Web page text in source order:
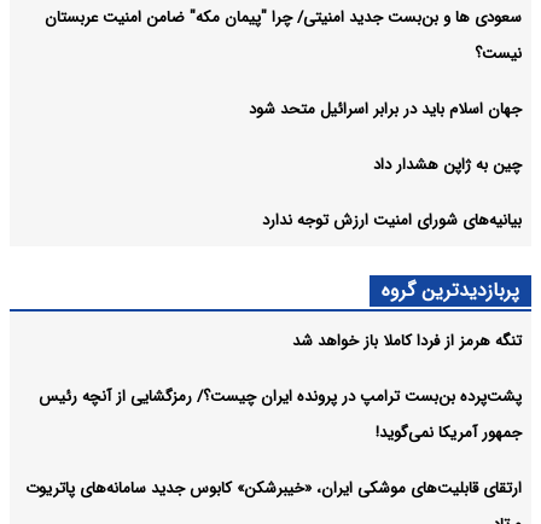
سعودی ها و بن‌بست جدید امنیتی/ چرا "پیمان مکه" ضامن امنیت عربستان
نیست؟
جهان اسلام باید در برابر اسرائیل متحد شود
چین به ژاپن هشدار داد
بیانیه‌های شورای امنیت ارزش توجه ندارد
پربازدیدترین گروه
تنگه هرمز از فردا کاملا باز خواهد شد
پشت‌پرده بن‌بست ترامپ در پرونده ایران چیست؟/ رمزگشایی از آنچه رئیس
جمهور آمریکا نمی‌گوید!
ارتقای قابلیت‌های موشکی ایران، «خیبرشکن» کابوس جدید سامانه‌های پاتریوت